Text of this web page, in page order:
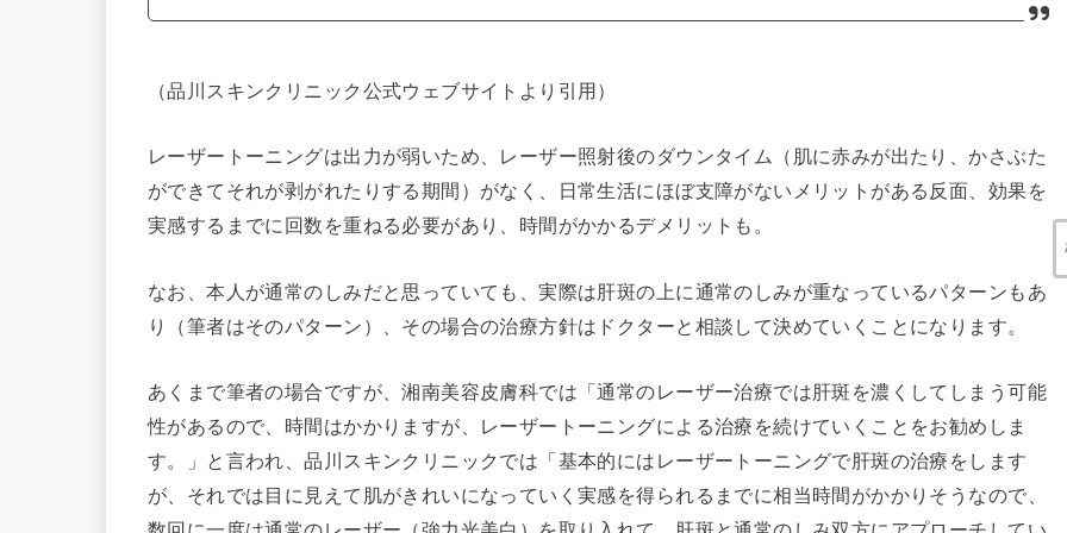
（品川スキンクリニック公式ウェブサイトより引用）
レーザートーニングは出力が弱いため、レーザー照射後のダウンタイム（肌に赤みが出たり、かさぶた
ができてそれが剥がれたりする期間）がなく、日常生活にほぼ支障がないメリットがある反面、効果を
実感するまでに回数を重ねる必要があり、時間がかかるデメリットも。
なお、本人が通常のしみだと思っていても、実際は肝斑の上に通常のしみが重なっているパターンもあ
り（筆者はそのパターン）、その場合の治療方針はドクターと相談して決めていくことになります。
あくまで筆者の場合ですが、湘南美容皮膚科では「通常のレーザー治療では肝斑を濃くしてしまう可能
性があるので、時間はかかりますが、レーザートーニングによる治療を続けていくことをお勧めしま
す。」と言われ、品川スキンクリニックでは「基本的にはレーザートーニングで肝斑の治療をします
が、それでは目に見えて肌がきれいになっていく実感を得られるまでに相当時間がかかりそうなので、